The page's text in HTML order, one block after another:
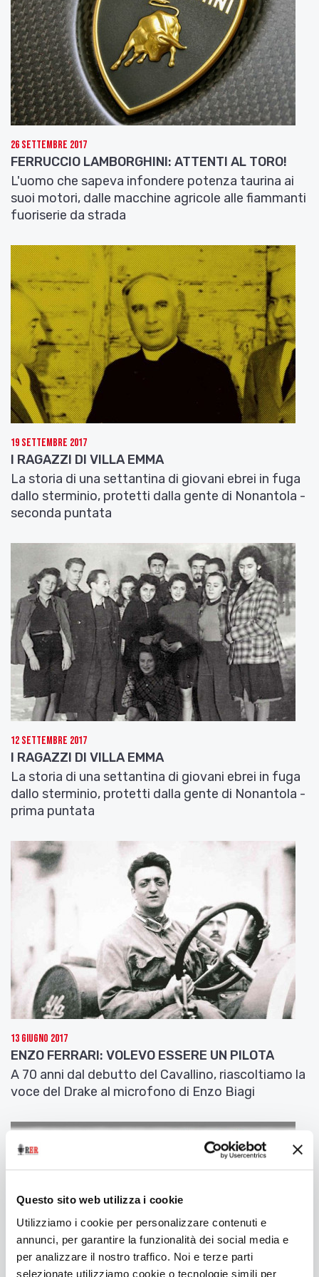
Questo sito web utilizza i cookie
Utilizziamo i cookie per personalizzare contenuti e
annunci, per garantire la funzionalità dei social media e
per analizzare il nostro traffico. Noi e terze parti
selezionate utilizziamo cookie o tecnologie simili per
26 Settembre 2017
FERRUCCIO LAMBORGHINI: ATTENTI AL TORO!
L'uomo che sapeva infondere potenza taurina ai
suoi motori, dalle macchine agricole alle fiammanti
fuoriserie da strada
19 Settembre 2017
I RAGAZZI DI VILLA EMMA
La storia di una settantina di giovani ebrei in fuga
dallo sterminio, protetti dalla gente di Nonantola -
seconda puntata
12 Settembre 2017
I RAGAZZI DI VILLA EMMA
La storia di una settantina di giovani ebrei in fuga
dallo sterminio, protetti dalla gente di Nonantola -
prima puntata
13 Giugno 2017
ENZO FERRARI: VOLEVO ESSERE UN PILOTA
A 70 anni dal debutto del Cavallino, riascoltiamo la
voce del Drake al microfono di Enzo Biagi